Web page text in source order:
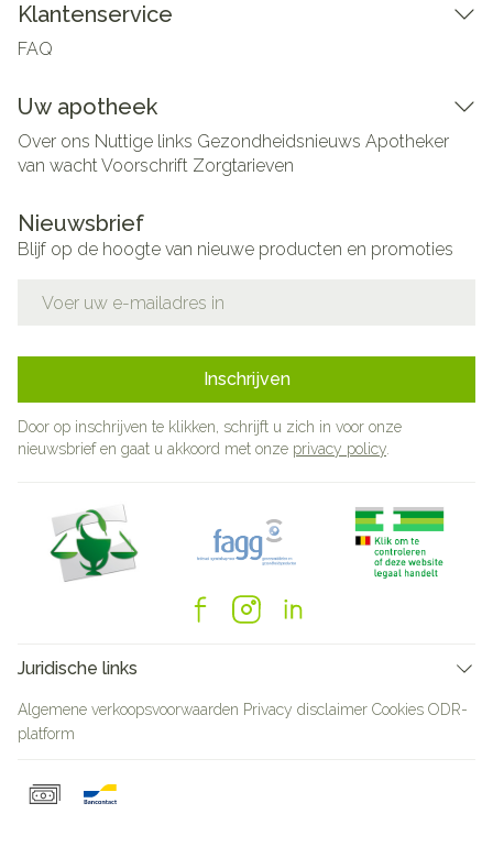
Klantenservice
FAQ
Uw apotheek
Over ons Nuttige links Gezondheidsnieuws Apotheker
van wachtVoorschrift Zorgtarieven
Nieuwsbrief
Blijf op de hoogte van nieuwe producten en promoties
Inschrijven
Door op inschrijven te klikken, schrijft u zich in voor onze
nieuwsbrief en gaat u akkoord met onze privacy policy
Juridische links
Algemene verkoopsvoorwaarden Privacy disclaimer Cookies ODR-
platform